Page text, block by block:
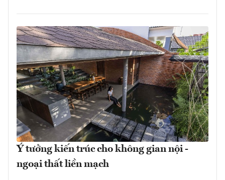
Ý tưởng kiến trúc cho không gian nội -
ngoại thất liền mạch